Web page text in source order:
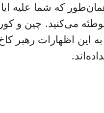
که شما علیه
می‌کنید. چین و
این اظهارات رهبر